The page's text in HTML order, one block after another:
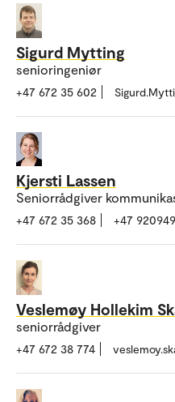
Sigurd Mytting
senioringeniør
+47 672 35 602
Kjersti Lassen
Seniorrådgiver
+47 672 35 368 +47
Veslemøy Hollekim
seniorrådgiver
+47 672 38 774